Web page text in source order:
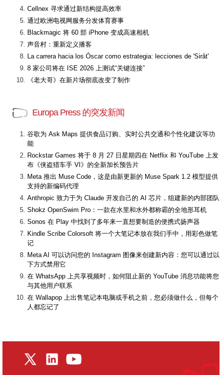
Cellnex 寻求通过新结构提高效率
通过欧洲电视网服务分发体育赛事
Blackmagic 将 60 部 iPhone 变成高速相机
声音村：重新定义播客
La carrera hacia los Óscar como estrategia: lecciones de 'Sirât'
8 家公司将在 ISE 2026 上测试“关键连接”
《老大哥》在新片场彻底改变了制作
Europa Press 的突发新闻
谷歌为 Ask Maps 提供食品订购、实时公共交通和个性化建议等功
能
Rockstar Games 将于 8 月 27 日星期四在 Netflix 和 YouTube 上发
布《侠盗猎车手 VI》的全新加长预告片
Meta 推出 Muse Code，这是由新更新的 Muse Spark 1.2 模型提供
支持的新编码代理
Anthropic 致力于为 Claude 开发自己的 AI 芯片，组建新的内部团队
Shokz OpenSwim Pro：一款在水里和水外都称霸的全地形耳机
Sonos 在 Play 中找到了多年来一直想要制造的便携式扬声器
Kindle Scribe Colorsoft 将一个大笔记本放在我们手中，用彩色做笔
记
Meta AI 可以访问您的 Instagram 图像来创建新内容：您可以通过以
下方式禁用它
在 WhatsApp 上共享视频时，如何阻止新的 YouTube 消息功能将您
与其他用户联系
在 Wallapop 上出售笔记本电脑或手机之前，您必须做什么，但每个
人都忘记了